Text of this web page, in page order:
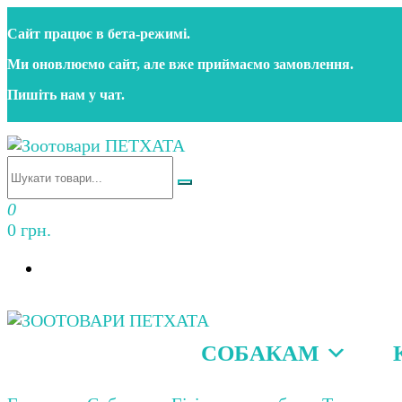
до
контенту
Сайт працює в бета‑режимі.
Ми оновлюємо сайт, але вже приймаємо замовлення.
Пишіть нам у чат.
Зоотовари ПЕТХАТА
Зоомагазин для собак та котів | Корм, іграшки,
0
0 грн.
Зоомагазин для собак та котів | Корм, іграшки,
СОБАКАМ